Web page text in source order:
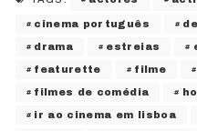
cinema português
drama estreias
featurette filme
filmes de comédia
ir ao cinema em lisboa